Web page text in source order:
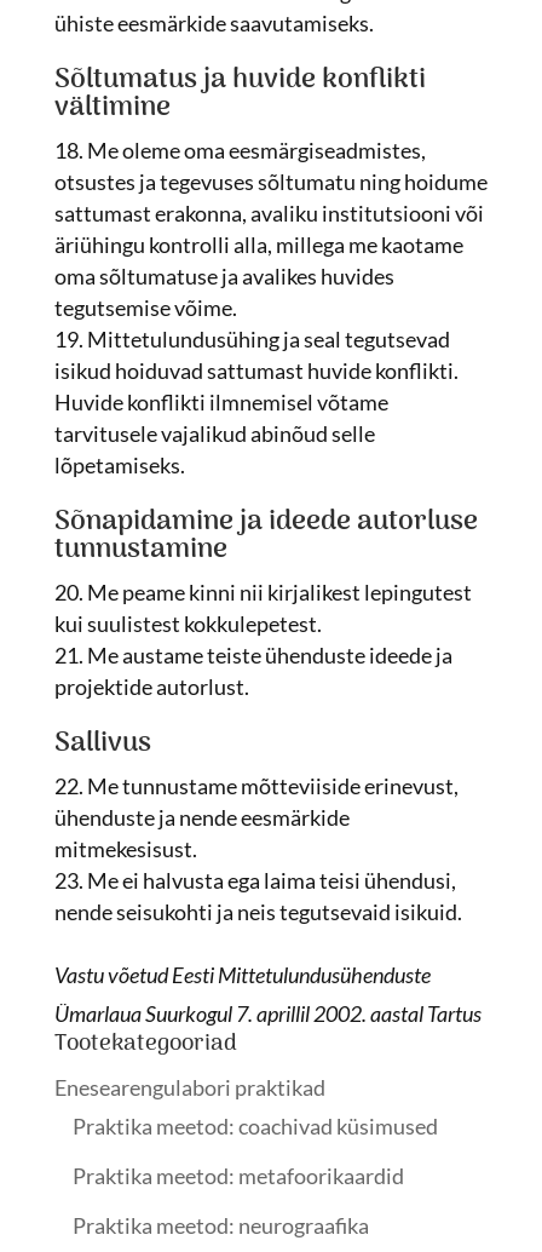
ühiste eesmärkide saavutamiseks.
Sõltumatus ja huvide konflikti
vältimine
Me oleme oma eesmärgiseadmistes,
otsustes ja tegevuses sõltumatu ning hoidume
sattumast erakonna, avaliku institutsiooni või
äriühingu kontrolli alla, millega me kaotame
oma sõltumatuse ja avalikes huvides
tegutsemise võime.
Mittetulundusühing ja seal tegutsevad
isikud hoiduvad sattumast huvide konflikti.
Huvide konflikti ilmnemisel võtame
tarvitusele vajalikud abinõud selle
lõpetamiseks.
Sõnapidamine ja ideede autorluse
tunnustamine
Me peame kinni nii kirjalikest lepingutest
kui suulistest kokkulepetest.
Me austame teiste ühenduste ideede ja
projektide autorlust.
Sallivus
Me tunnustame mõtteviiside erinevust,
ühenduste ja nende eesmärkide
mitmekesisust.
Me ei halvusta ega laima teisi ühendusi,
nende seisukohti ja neis tegutsevaid isikuid.
Vastu võetud Eesti Mittetulundusühenduste
Ümarlaua Suurkogul 7. aprillil 2002. aastal Tartus
Tootekategooriad
Enesearengulabori praktikad
Praktika meetod: coachivad küsimused
Praktika meetod: metafoorikaardid
Praktika meetod: neurograafika